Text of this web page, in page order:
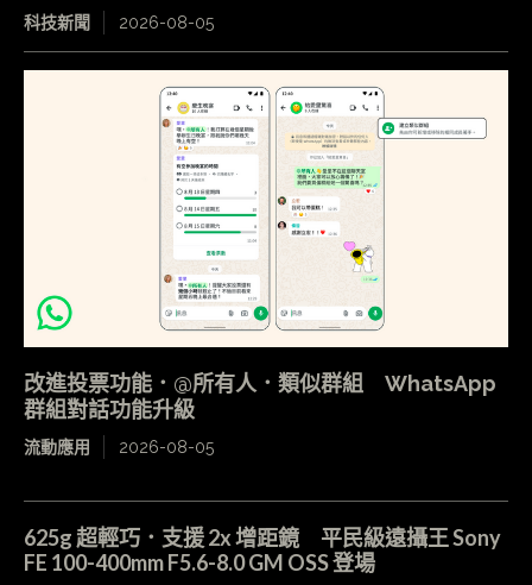
科技新聞 2026-08-05
改進投票功能．@所有人．類似群組 WhatsApp
群組對話功能升級
流動應用 2026-08-05
625g 超輕巧．支援 2x 增距鏡 平民級遠攝王 Sony
FE 100-400mm F5.6-8.0 GM OSS 登場